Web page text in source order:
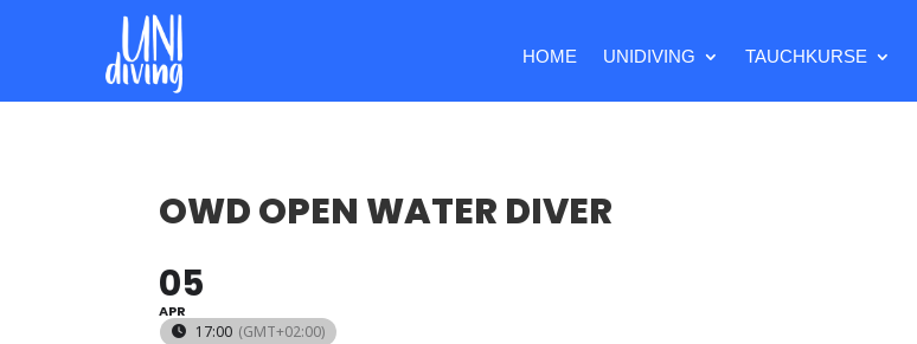
HOME UNIDIVING TAUCHKURSE
OWD OPEN WATER DIVER
05
APR
17:00 (GMT+02:00)